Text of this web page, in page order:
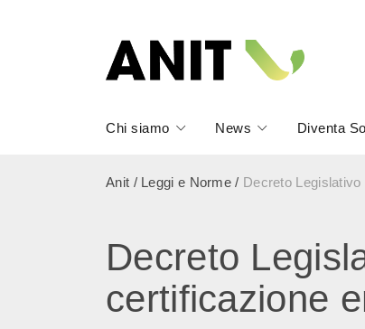
Chi siamo News Diventa
Anit / Leggi e Norme / Decreto
Decreto
certificazione